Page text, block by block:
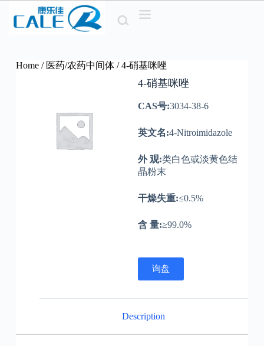
oHome/ 医药/农药中间体/ 4-硝基咪唑
4-硝基咪唑
CAS号:3034-38-6
英文名:4-Nitroimidazole
外 观:类白色或淡黄色结
晶粉末
干燥失重:≤0.5%
含 量:≥99.0%
询盘
Description